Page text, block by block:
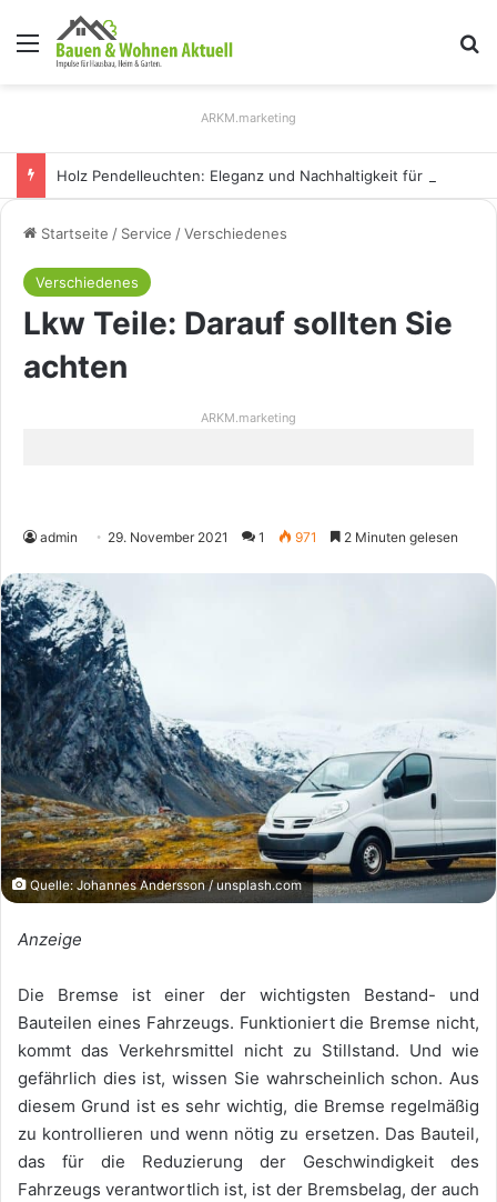
Menü
ARKM.marketing
Startseite / Service /Verschiedenes
Verschiedenes
Lkw Teile: Darauf sollten Sie
achten
ARKM.marketing
admin 29. November 2021 1 971 2 Minuten gelesen
Quelle: Johannes Andersson / unsplash.com
Anzeige
Die Bremse ist einer der wichtigsten Bestand- und
Bauteilen eines Fahrzeugs. Funktioniert die Bremse nicht,
kommt das Verkehrsmittel nicht zu Stillstand. Und wie
gefährlich dies ist, wissen Sie wahrscheinlich schon. Aus
diesem Grund ist es sehr wichtig, die Bremse regelmäßig
zu kontrollieren und wenn nötig zu ersetzen. Das Bauteil,
das für die Reduzierung der Geschwindigkeit des
Fahrzeugs verantwortlich ist, ist der Bremsbelag, der auch